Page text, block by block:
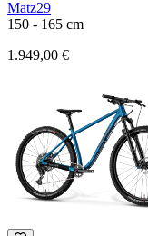
Matz29
150 - 165 cm
1.949,00 €